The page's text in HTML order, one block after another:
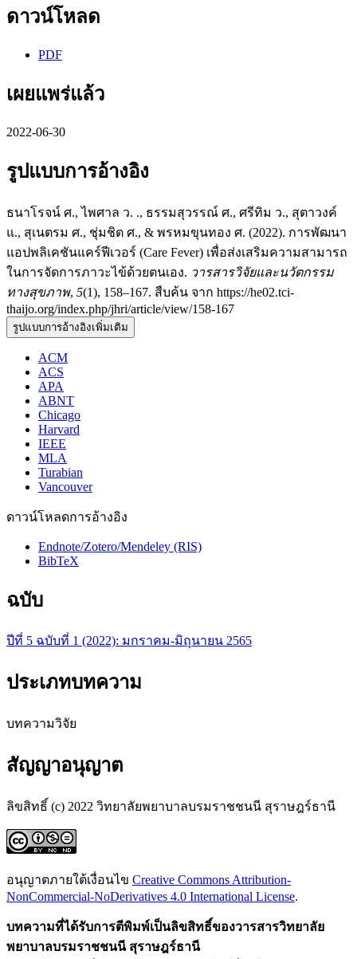
ดาวน์โหลด
PDF
เผยแพร่แล้ว
2022-06-30
รูปแบบการอ้างอิง
ธนาโรจน์ ศ., ไพศาล ว. ., ธรรมสุวรรณ์ ศ., ศรีทิม ว., สุตาวงค์
แ., สุเนตรม ศ., ชุ่มชิต ศ., & พรหมขุนทอง ศ. (2022). การพัฒนา
แอปพลิเคชันแคร์ฟีเวอร์ (Care Fever) เพื่อส่งเสริมความสามารถ
ในการจัดการภาวะไข้ด้วยตนเอง. วารสารวิจัยและนวัตกรรม
ทางสุขภาพ, 5(1), 158–167. สืบค้น จาก https://he02.tci-
thaijo.org/index.php/jhri/article/view/158-167
รูปแบบการอ้างอิงเพิ่มเติม
ACM
ACS
APA
ABNT
Chicago
Harvard
IEEE
MLA
Turabian
Vancouver
ดาวน์โหลดการอ้างอิง
Endnote/Zotero/Mendeley (RIS)
BibTeX
ฉบับ
ปีที่ 5 ฉบับที่ 1 (2022): มกราคม-มิถุนายน 2565
ประเภทบทความ
บทความวิจัย
สัญญาอนุญาต
ลิขสิทธิ์ (c) 2022 วิทยาลัยพยาบาลบรมราชชนนี สุราษฎร์ธานี
อนุญาตภายใต้เงื่อนไข Creative Commons Attribution-
NonCommercial-NoDerivatives 4.0 International License.
บทความที่ได้รับการตีพิมพ์เป็นลิขสิทธิ์ของวารสารวิทยาลัย
พยาบาลบรมราชชนนี สุราษฎร์ธานี